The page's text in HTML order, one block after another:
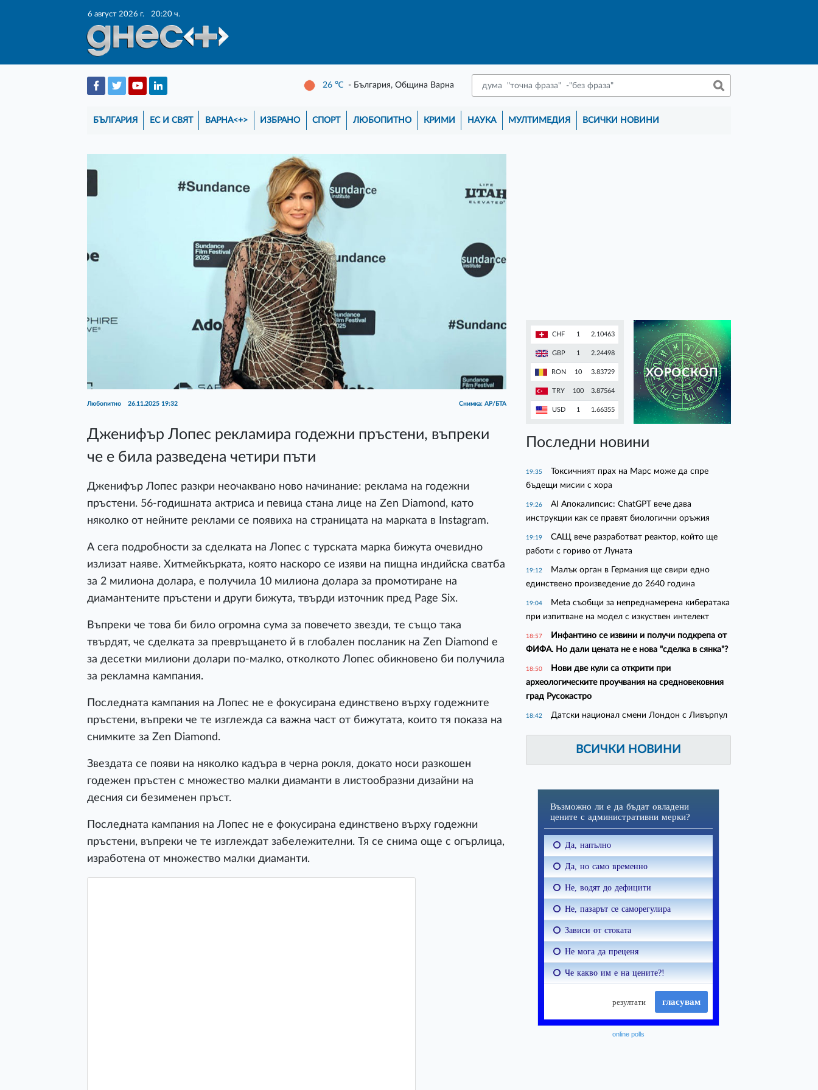
6 август 2026 г. 20:20 ч.
26 ℃ - България, Община Варна
БЪЛГАРИЯ ЕС И СВЯТ ВАРНА<+> ИЗБРАНО СПОРТ ЛЮБОПИТНО КРИМИ НАУКА МУЛТИМЕДИЯ ВСИЧКИ НОВИНИ
Любопитно 26.11.2025 19:32 Снимка: АР/БТА
Дженифър Лопес рекламира годежни пръстени, въпреки
че е била разведена четири пъти
Дженифър Лопес разкри неочаквано ново начинание: реклама на годежни
пръстени. 56-годишната актриса и певица стана лице на Zen Diamond, като
няколко от нейните реклами се появиха на страницата на марката в Instagram.
А сега подробности за сделката на Лопес с турската марка бижута очевидно
излизат наяве. Хитмейкърката, която наскоро се изяви на пищна индийска сватба
за 2 милиона долара, е получила 10 милиона долара за промотиране на
диамантените пръстени и други бижута, твърди източник пред Page Six.
Въпреки че това би било огромна сума за повечето звезди, те също така
твърдят, че сделката за превръщането й в глобален посланик на Zen Diamond е
за десетки милиони долари по-малко, отколкото Лопес обикновено би получила
за рекламна кампания.
Последната кампания на Лопес не е фокусирана единствено върху годежните
пръстени, въпреки че те изглежда са важна част от бижутата, които тя показа на
снимките за Zen Diamond.
Звездата се появи на няколко кадъра в черна рокля, докато носи разкошен
годежен пръстен с множество малки диаманти в листообразни дизайни на
десния си безименен пръст.
Последната кампания на Лопес не е фокусирана единствено върху годежни
пръстени, въпреки че те изглеждат забележителни. Тя се снима още с огърлица,
изработена от множество малки диаманти.
CHF 1 2.10463
GBP 1 2.24498
RON 10 3.83729
TRY 100 3.87564
USD 1 1.66355
ХОРОСКОП
Последни новини
19:35
Токсичният прах на Марс може да спре
бъдещи мисии с хора
19:26
AI Апокалипсис: ChatGPT вече дава
инструкции как се правят биологични оръжия
19:19
САЩ вече разработват реактор, който ще
работи с гориво от Луната
19:12
Малък орган в Германия ще свири едно
единствено произведение до 2640 година
19:04
Meta съобщи за непреднамерена кибератака
при изпитване на модел с изкуствен интелект
18:57
Инфантино се извини и получи подкрепа от
ФИФА. Но дали цената не е нова "сделка в сянка"?
18:50
Нови две кули са открити при
археологическите проучвания на средновековния
град Русокастро
18:42 Датски национал смени Лондон с Ливърпул
ВСИЧКИ НОВИНИ
online polls